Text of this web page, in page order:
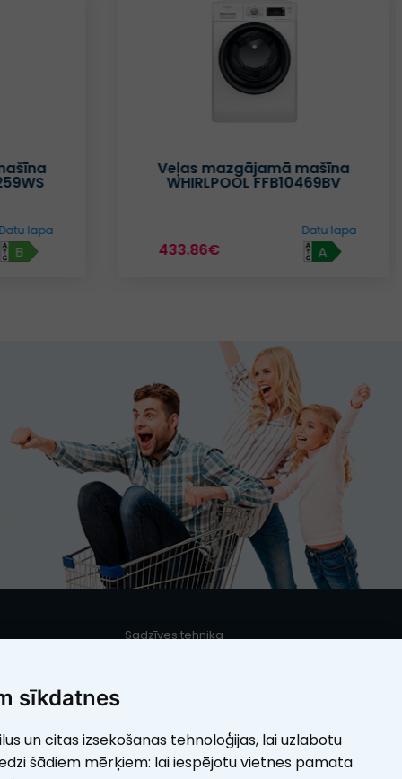
sīkdatnes
un citas izsekošanas tehnoloģijas, lai uzlabotu
šādiem mērķiem: lai iespējotu vietnes pamata
B
Datu lapa
Veļas mazgājamā mašīna
WHIRLPOOL FFB10469BV
433.86€ A
Datu lapa
Sadzīves tehnika
Skaistumam